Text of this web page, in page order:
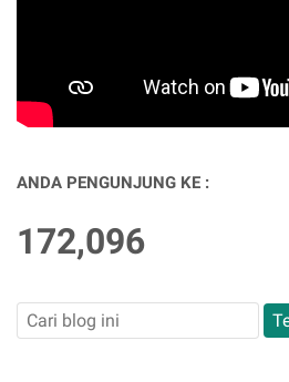
ANDA PENGUNJUNG KE :
172,096